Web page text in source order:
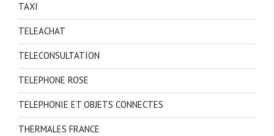
TAXI
TELEACHAT
TELECONSULTATION
TELEPHONE ROSE
TELEPHONIE ET OBJETS CONNECTES
THERMALES FRANCE